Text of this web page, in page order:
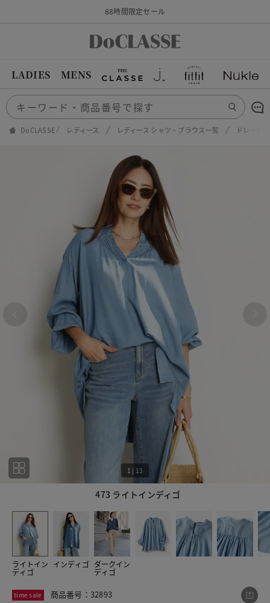
88時間限定セール
LADIES MENS
DoCLASSE レディース レディース シャツ・ブラウス一覧 ドレーピ
473 ライトインディゴ
1 | 13
ライトイン
ディゴ
インディゴ ダークイン
ディゴ
1 13
time sale 商品番号：32893
この商品をシェアする